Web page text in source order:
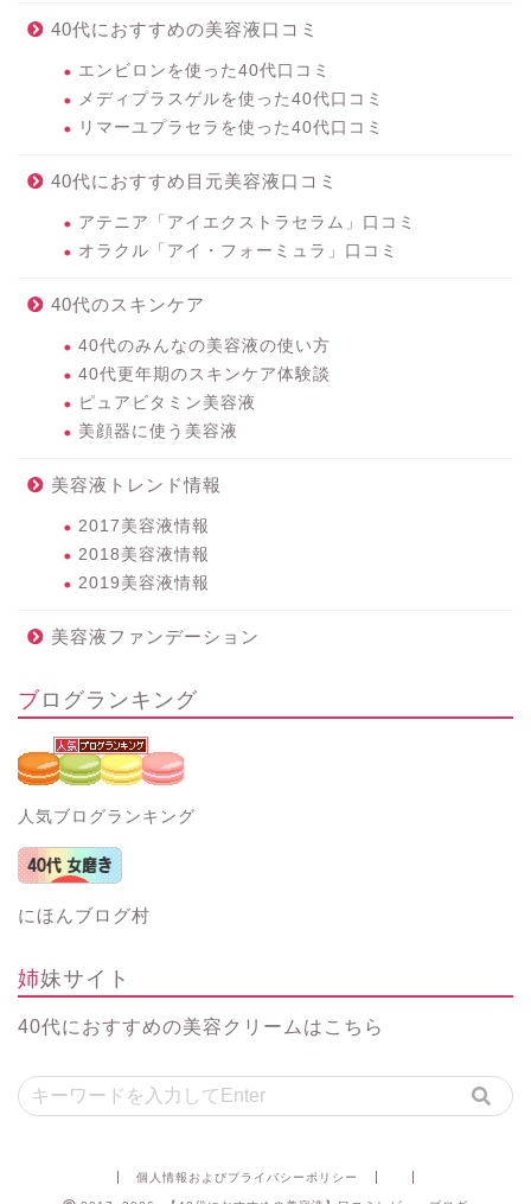
40代におすすめの美容液口コミ
エンビロンを使った40代口コミ
メディプラスゲルを使った40代口コミ
リマーユプラセラを使った40代口コミ
40代におすすめ目元美容液口コミ
アテニア「アイエクストラセラム」口コミ
オラクル「アイ・フォーミュラ」口コミ
40代のスキンケア
40代のみんなの美容液の使い方
40代更年期のスキンケア体験談
ピュアビタミン美容液
美顔器に使う美容液
美容液トレンド情報
2017美容液情報
2018美容液情報
2019美容液情報
美容液ファンデーション
ブログランキング
人気ブログランキング
にほんブログ村
姉妹サイト
40代におすすめの美容クリーム はこちら
個人情報およびプライバシーポリシー